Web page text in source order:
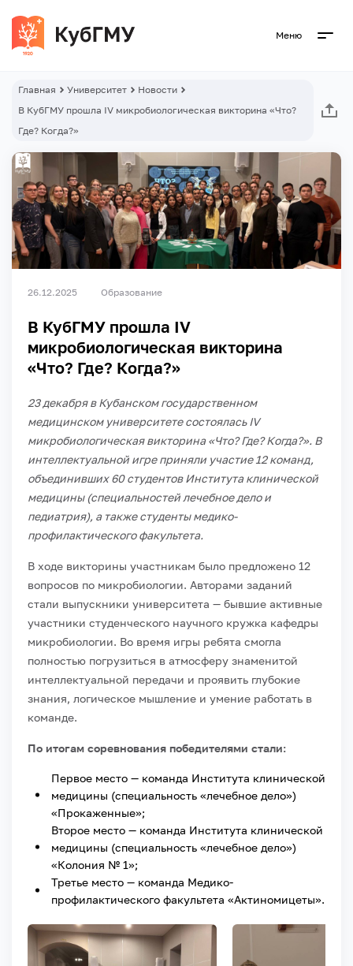
Меню
Главная Университет
Новости
В КубГМУ прошла IV микробиологическая викторина «Что?
Где? Когда?»
26.12.2025 Образование
В КубГМУ прошла IV
микробиологическая викторина
«Что? Где? Когда?»
23 декабря в Кубанском государственном
медицинском университете состоялась IV
микробиологическая викторина «Что? Где? Когда?». В
интеллектуальной игре приняли участие 12 команд,
объединивших 60 студентов Института клинической
медицины (специальностей лечебное дело и
педиатрия), а также студенты медико-
профилактического факультета.
В ходе викторины участникам было предложено 12
вопросов по микробиологии. Авторами заданий
стали выпускники университета — бывшие активные
участники студенческого научного кружка кафедры
микробиологии. Во время игры ребята смогла
полностью погрузиться в атмосферу знаменитой
интеллектуальной передачи и проявить глубокие
знания, логическое мышление и умение работать в
команде.
По итогам соревнования победителями стали:
Первое место — команда Института клинической
медицины (специальность «лечебное дело»)
«Прокаженные»;
Второе место — команда Института клинической
медицины (специальность «лечебное дело»)
«Колония № 1»;
Третье место — команда Медико-
профилактического факультета «Актиномицеты».